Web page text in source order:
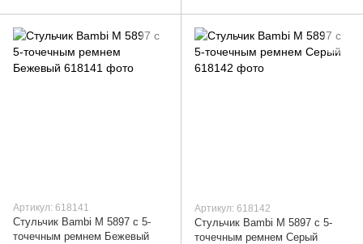
Артикул: 618141
Стульчик Bambi M 5897 с 5-
точечным ремнем Бежевый
Артикул: 618142
Стульчик Bambi M 5897 с 5-
точечным ремнем Серый